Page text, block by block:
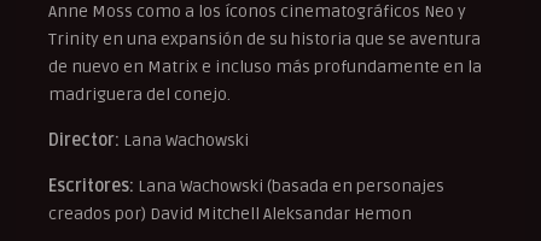
Anne Moss como a los íconos cinematográficos Neo y
Trinity en una expansión de su historia que se aventura
de nuevo en Matrix e incluso más profundamente en la
madriguera del conejo.
Director: Lana Wachowski
Escritores: Lana Wachowski (basada en personajes
creados por) David Mitchell Aleksandar Hemon